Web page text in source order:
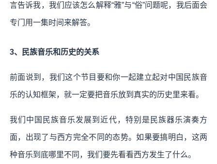
言告诉我，我们应该怎么解释“雅”与“俗”问题呢，我后面会
专门用一集时间来解答。
3、民族音乐和历史的关系
前面说到，我们这个节目要和你一起建立起对中国民族音
乐的认知框架，就一定要把音乐放到真实的历史里来看。
我们中国民族音乐发展到近代，特别是民族器乐演奏方
面，出现了与西方完全不同的态势。如果要搞明白，这两
种音乐到底哪里不同，我们要先看看西方发生了什么。